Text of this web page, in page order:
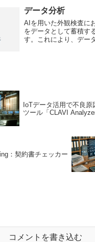
データ分析
AIを用いた外観検査に
をデータとして蓄積す
す。これにより、デー
IoTデータ活用で不良
ツール「CLAVI
：契約書チェッカー
コメントを書き込む